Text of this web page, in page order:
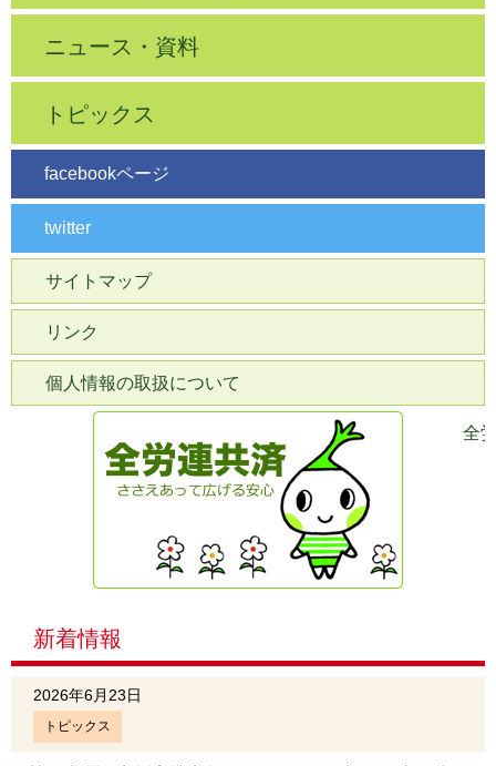
ニュース・資料
トピックス
facebookページ
twitter
サイトマップ
リンク
個人情報の取扱について
全
新着情報
2026年6月23日
トピックス